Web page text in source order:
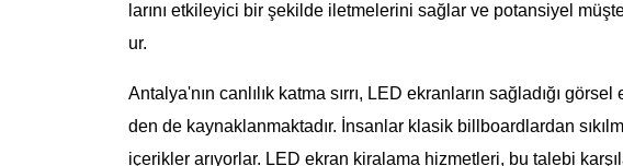
larını etkileyici bir şekilde iletmelerini sağlar ve potansiyel
ur.
Antalya'nın canlılık katma sırrı, LED ekranların sağladığı
den de kaynaklanmaktadır. İnsanlar klasik billboardlardan
içerikler arıyorlar. LED ekran kiralama hizmetleri, bu talebi